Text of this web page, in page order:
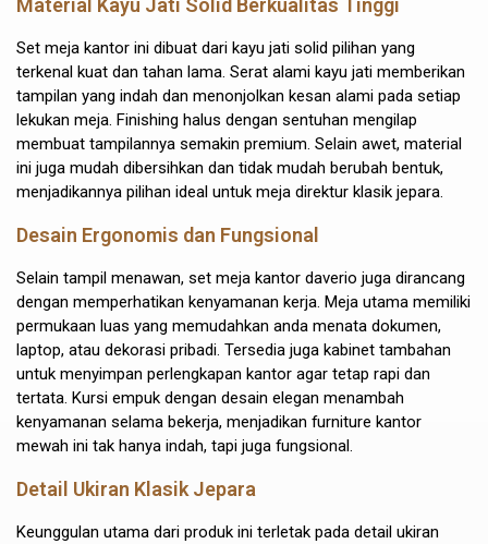
Set meja kantor ini dibuat dari kayu jati solid pilihan yang
terkenal kuat dan tahan lama. Serat alami kayu jati memberikan
tampilan yang indah dan menonjolkan kesan alami pada setiap
lekukan meja. Finishing halus dengan sentuhan mengilap
membuat tampilannya semakin premium. Selain awet, material
ini juga mudah dibersihkan dan tidak mudah berubah bentuk,
menjadikannya pilihan ideal untuk meja direktur klasik jepara.
Desain Ergonomis dan Fungsional
Selain tampil menawan, set meja kantor daverio juga dirancang
dengan memperhatikan kenyamanan kerja. Meja utama memiliki
permukaan luas yang memudahkan anda menata dokumen,
laptop, atau dekorasi pribadi. Tersedia juga kabinet tambahan
untuk menyimpan perlengkapan kantor agar tetap rapi dan
tertata. Kursi empuk dengan desain elegan menambah
kenyamanan selama bekerja, menjadikan furniture kantor
mewah ini tak hanya indah, tapi juga fungsional.
Detail Ukiran Klasik Jepara
Keunggulan utama dari produk ini terletak pada detail ukiran